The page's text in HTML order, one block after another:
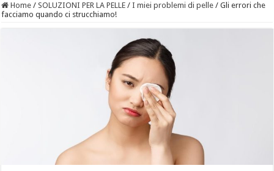
Home / SOLUZIONI PER LA PELLE / I miei problemi di pelle / Gli errori che
facciamo quando ci strucchiamo!